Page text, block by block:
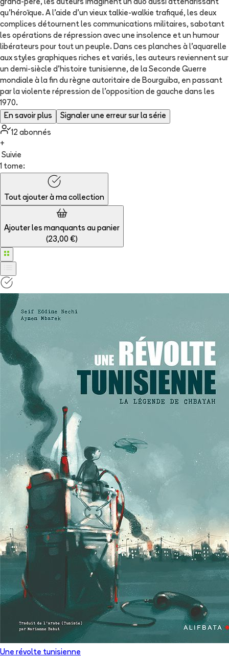
grand-père, les auteurs imaginent un duo aussi attendrissant
qu'héroïque. A l'aide d'un vieux talkie-walkie trafiqué, les deux
complices détournent les communications militaires, sabotant
les opérations de répression avec une insolence et un humour
libérateurs pour tout un peuple. Dans ces planches à l'aquarelle
aux styles graphiques riches et variés, les auteurs reviennent sur
un demi-siècle d'histoire tunisienne, de la Seconde Guerre
mondiale à la fin du règne autoritaire de Bourguiba, en passant
par la violente répression de l'opposition de gauche dans les
1970.
En savoir plus
Signaler une erreur sur la série
12 abonnés
+
Suivie
1 tome:
Tout ajouter à ma collection
Ajouter les manquants au panier
(23,00 €)
Une révolte tunisienne